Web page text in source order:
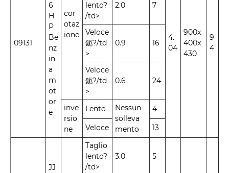
09131
6
H
P
Be
nz
in
a
m
ot
or
e
cor
otaz
ione
4.
04
900x
400x
430
9
4
lento?
/td>
2.0 7
Veloce
鈪?/td
>
0.9 16
Veloce
鈪?/td
>
0.6 24
inve
rsio
ne
Lento
Nessun
solleva
mento
4
Veloce 13
JJ
Taglio
lento?
/td>
3.0 5